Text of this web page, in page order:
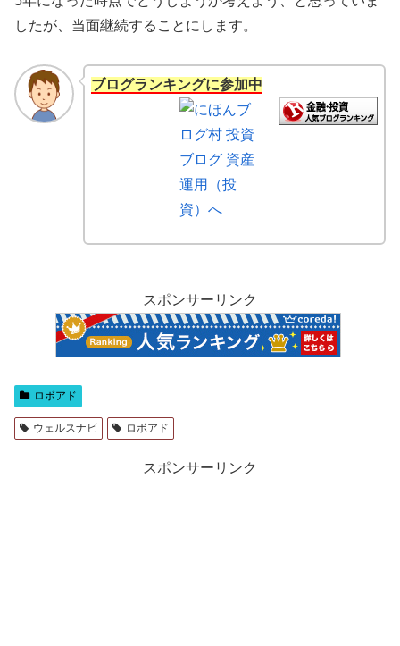
したが、当面継続することにします。
ブログランキングに参加中
スポンサーリンク
ロボアド
ウェルスナビ ロボアド
スポンサーリンク